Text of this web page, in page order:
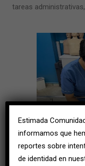
tareas
¿Qué
Estimada
informamos que
reportes sobre
de identidad en